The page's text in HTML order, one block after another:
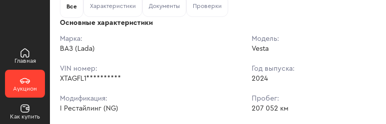
Главная
Аукцион
Как купить
Все Характеристики Документы Проверки
Основные характеристики
Марка:
ВАЗ (Lada)
Модель:
Vesta
VIN номер:
XTAGFL1**********
Год выпуска:
2024
Модификация:
I Рестайлинг (NG)
Пробег:
207 052 км